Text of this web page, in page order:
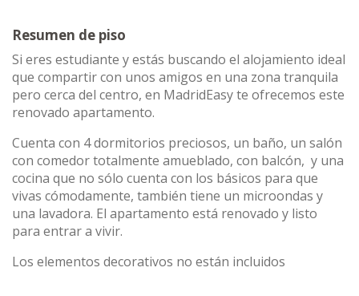
Resumen de piso
Si eres estudiante y estás buscando el alojamiento ideal
que compartir con unos amigos en una zona tranquila
pero cerca del centro, en MadridEasy te ofrecemos este
renovado apartamento.
Cuenta con 4 dormitorios preciosos, un baño, un salón
con comedor totalmente amueblado, con balcón, y una
cocina que no sólo cuenta con los básicos para que
vivas cómodamente, también tiene un microondas y
una lavadora. El apartamento está renovado y listo
para entrar a vivir.
Los elementos decorativos no están incluidos